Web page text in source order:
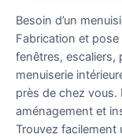
Besoin d’un
Fabrication et
fenêtres, escaliers,
menuiserie
près de chez
aménagement et
Trouvez facilement